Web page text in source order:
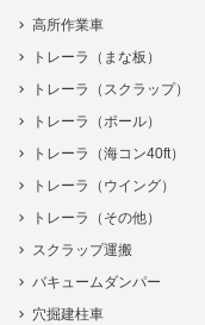
高所作業車
トレーラ（まな板）
トレーラ（スクラップ）
トレーラ（ポール）
トレーラ（海コン40ft）
トレーラ（ウイング）
トレーラ（その他）
スクラップ運搬
バキュームダンパー
穴掘建柱車